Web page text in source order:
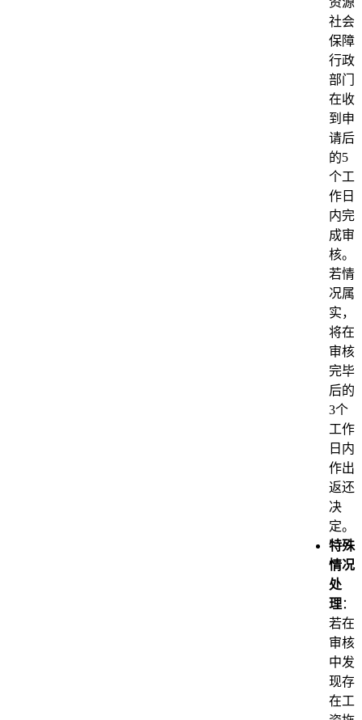
社会
保障
行政
部门
在收
到申
请后
的5
个工
作日
内完
成审
核。
若情
况属
实，
将在
审核
完毕
后的
3个
工作
日内
作出
返还
决
定。
特殊
情况
处
理：
若在
审核
中发
现存
在工